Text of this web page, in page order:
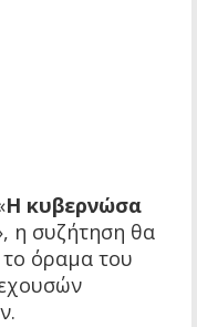
Η κυβερνώσα
η συζήτηση θα
το όραμα του